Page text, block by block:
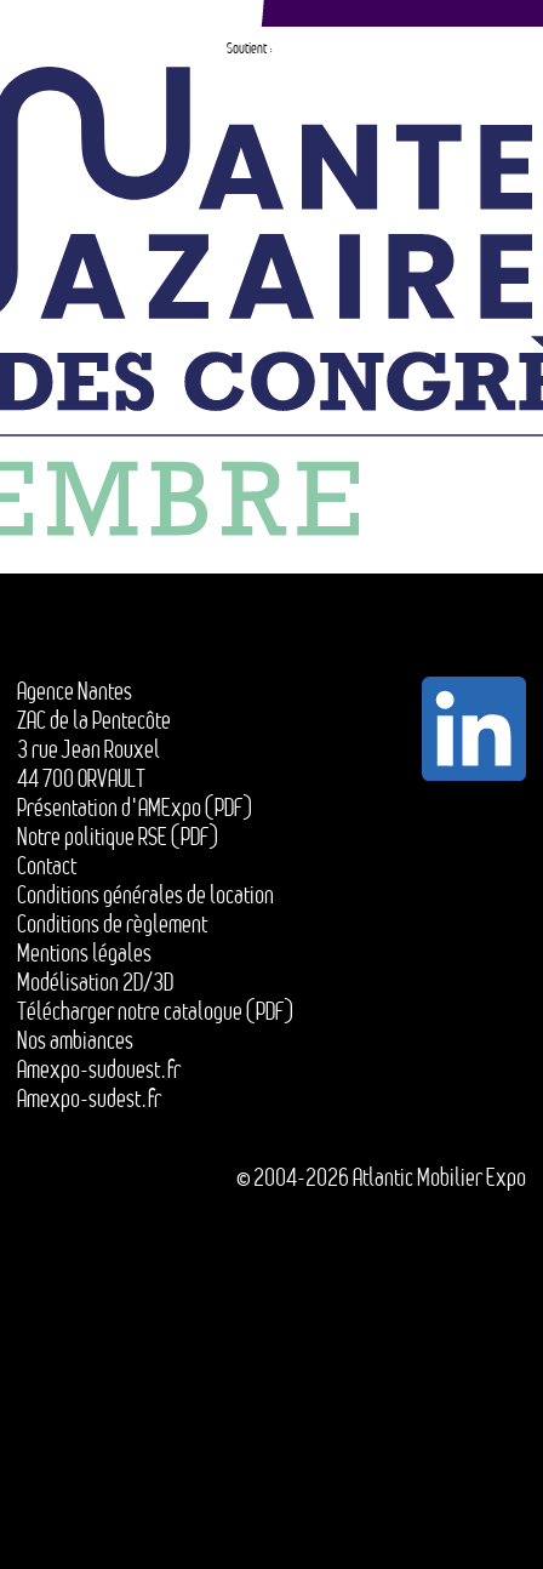
Soutient :
Agence Nantes
ZAC de la Pentecôte
3 rue Jean Rouxel
44 700 ORVAULT
Présentation d'AMExpo (PDF)
Notre politique RSE (PDF)
Contact
Conditions générales de location
Conditions de règlement
Mentions légales
Modélisation 2D/3D
Télécharger notre catalogue (PDF)
Nos ambiances
Amexpo-sudouest.fr
Amexpo-sudest.fr
© 2004-2026 Atlantic Mobilier Expo